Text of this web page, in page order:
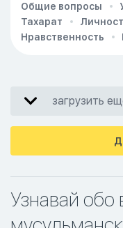
Общие вопросы
Тахарат
Нравственность
загрузить
Узнавай обо